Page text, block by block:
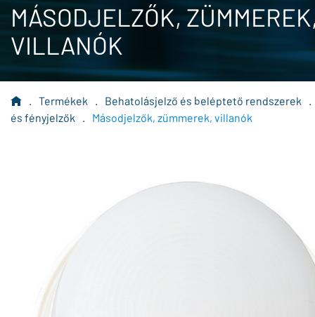
MÁSODJELZŐK,
VILLANÓK
. Termékek . Behatolásjelző és beléptető rendszerek
.
és fényjelzők
. Másodjelzők, zümmerek, villanók